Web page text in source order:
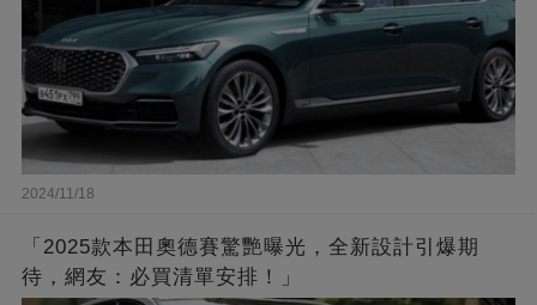
2024/11/18
「2025款本田奧德賽驚艷曝光，全新設計引爆期
待，網友：必買清單安排！」